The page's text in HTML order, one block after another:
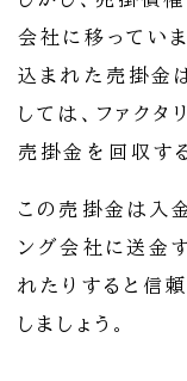
会社に移ってい
込まれた売掛金
しては、ファク
売掛金を回収す
この売掛金は入
ング会社に送金
れたりすると信
しましょう。